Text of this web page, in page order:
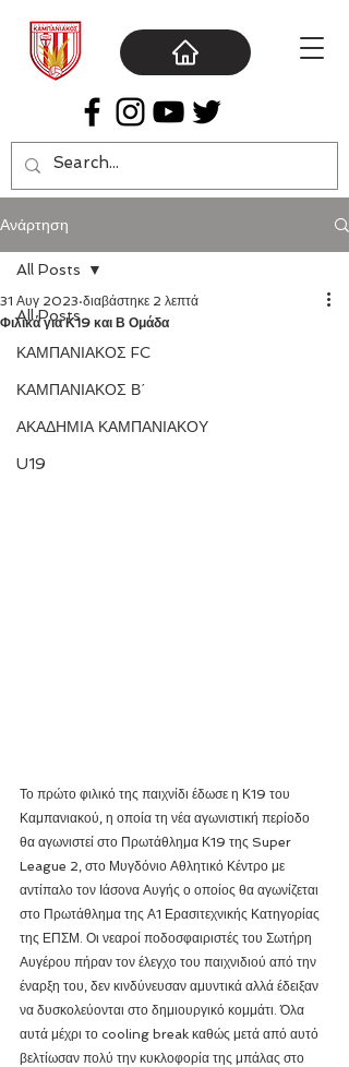
Ανάρτηση
All Posts
ΚΑΜΠΑΝΙΑΚΟΣ FC
ΚΑΜΠΑΝΙΑΚΟΣ Β΄
ΑΚΑΔΗΜΙΑ ΚΑΜΠΑΝΙΑΚΟΥ
U19
All Posts
Φιλικά για Κ19 και Β Ομάδα
31 Αυγ 2023 διαβάστηκε 2 λεπτά
Το πρώτο φιλικό της παιχνίδι έδωσε η Κ19 του
Καμπανιακού, η οποία τη νέα αγωνιστική περίοδο
θα αγωνιστεί στο Πρωτάθλημα Κ19 της Super
League 2, στο Μυγδόνιο Αθλητικό Κέντρο με
αντίπαλο τον Ιάσονα Αυγής ο οποίος θα αγωνίζεται
στο Πρωτάθλημα της Α1 Ερασιτεχνικής Κατηγορίας
της ΕΠΣΜ. Οι νεαροί ποδοσφαιριστές του Σωτήρη
Αυγέρου πήραν τον έλεγχο του παιχνιδιού από την
έναρξη του, δεν κινδύνευσαν αμυντικά αλλά έδειξαν
να δυσκολεύονται στο δημιουργικό κομμάτι. Όλα
αυτά μέχρι το cooling break καθώς μετά από αυτό
βελτίωσαν πολύ την κυκλοφορία της μπάλας στο